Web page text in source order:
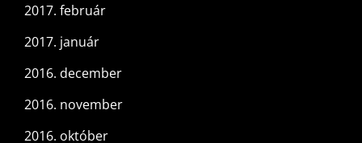
2017. február
2017. január
2016. december
2016. november
2016. október